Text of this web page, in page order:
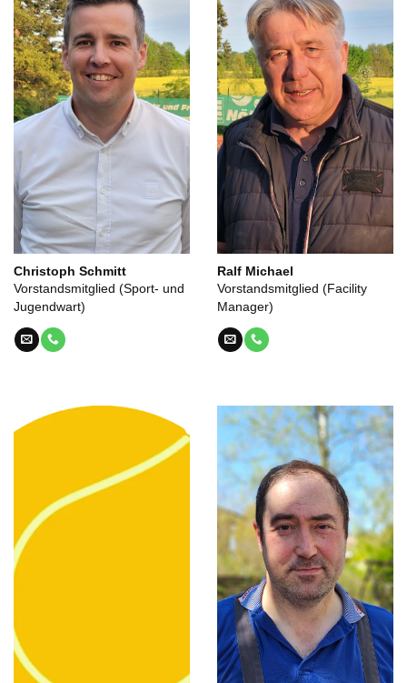
Christoph Schmitt
Vorstandsmitglied (Sport- und
Jugendwart)
Ralf Michael
Vorstandsmitglied (Facility
Manager)